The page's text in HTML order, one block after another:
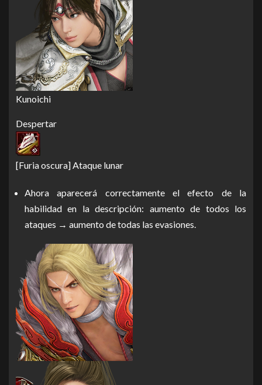
Kunoichi
Despertar
[Furia oscura] Ataque lunar
Ahora aparecerá correctamente el efecto de la
habilidad en la descripción: aumento de todos los
ataques → aumento de todas las evasiones.